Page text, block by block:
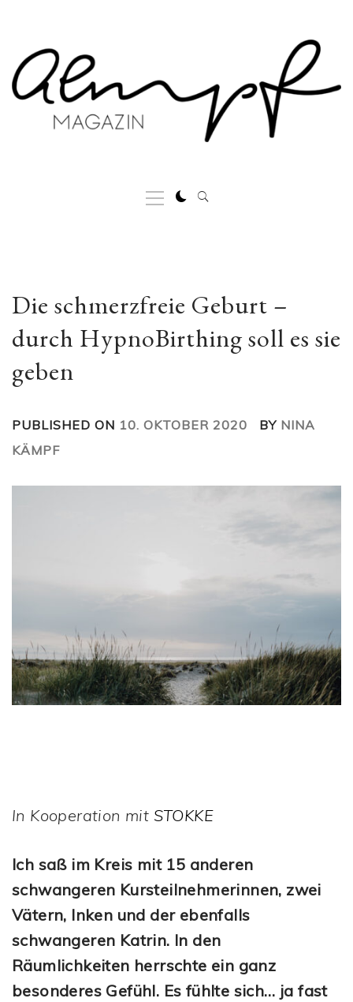
content
Primary
Menu
Die schmerzfreie Geburt –
durch HypnoBirthing soll es sie
geben
PUBLISHED ON 10. OKTOBER 2020 BY NINA
KÄMPF
In Kooperation mit STOKKE
Ich saß im Kreis mit 15 anderen
schwangeren Kursteilnehmerinnen, zwei
Vätern, Inken und der ebenfalls
schwangeren Katrin. In den
Räumlichkeiten herrschte ein ganz
besonderes Gefühl. Es fühlte sich… ja fast